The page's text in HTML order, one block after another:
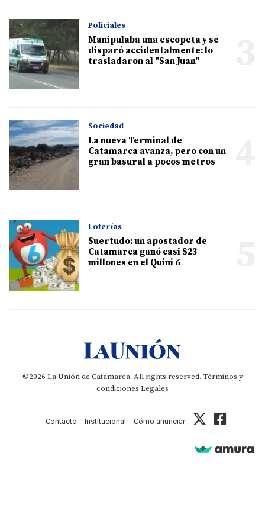
Policiales
Manipulaba una escopeta y se
disparó accidentalmente: lo
trasladaron al "San Juan"
Sociedad
La nueva Terminal de
Catamarca avanza, pero con un
gran basural a pocos metros
Loterías
Suertudo: un apostador de
Catamarca ganó casi $23
millones en el Quini 6
©2026 La Unión de Catamarca. All rights reserved. Términos y
condiciones Legales
Contacto Institucional Cómo anunciar